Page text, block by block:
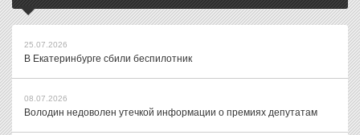
25.07.2026
В Екатеринбурге сбили беспилотник
08.07.2026
Володин недоволен утечкой информации о премиях депутатам